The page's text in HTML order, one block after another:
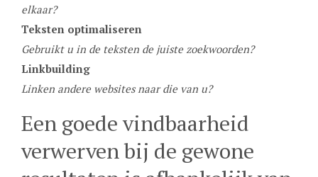
elkaar?
Teksten optimaliseren
Gebruikt u in de teksten de juiste zoekwoorden?
Linkbuilding
Linken andere websites naar die van u?
Een goede vindbaarheid
verwerven bij de gewone